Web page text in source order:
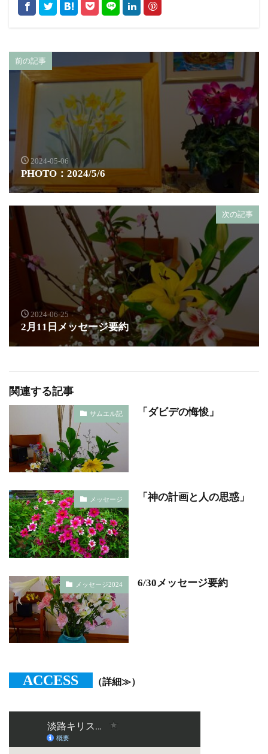
前の記事
2024-05-06
PHOTO：2024/5/6
次の記事
2024-06-25
2月11日メッセージ要約
関連する記事
サムエル記 「ダビデの悔悛」
メッセージ 「神の計画と人の思惑」
メッセージ2024 6/30メッセージ要約
ACCESS （詳細≫）